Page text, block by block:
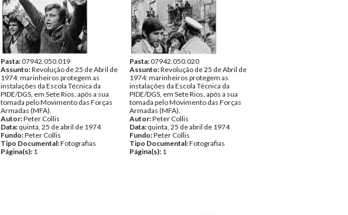
Pasta:07942.050.019
Assunto:Revolução de 25 de Abril de
1974: marinheiros protegem as
instalações da Escola Técnica da
PIDE/DGS, em Sete Rios, após a sua
tomada pelo Movimento das Forças
Armadas (MFA).
Autor:Peter Collis
Data: quinta, 25 de abril de 1974
Fundo:Peter Collis
Tipo Documental:Fotografias
Página(s): 1
Pasta:07942.050.020
Assunto:Revolução de 25 de Abril de
1974: marinheiros protegem as
instalações da Escola Técnica da
PIDE/DGS, em Sete Rios, após a sua
tomada pelo Movimento das Forças
Armadas (MFA).
Autor:Peter Collis
Data: quinta, 25 de abril de 1974
Fundo:Peter Collis
Tipo Documental:Fotografias
Página(s): 1